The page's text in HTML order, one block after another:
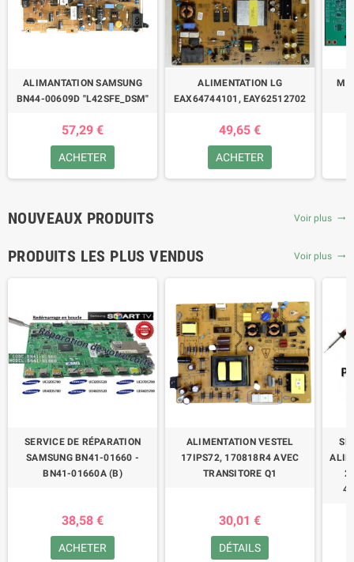
ALIMANTATION SAMSUNG
BN44-00609D "L42SFE_DSM"
57,29 €
ACHETER
ALIMENTATION LG
EAX64744101, EAY62512702
49,65 €
ACHETER
NOUVEAUX PRODUITS Voir plus trending_flat
PRODUITS LES PLUS VENDUS Voir plus trending_flat
SERVICE DE RÉPARATION
SAMSUNG BN41-01660 -
BN41-01660A (B)
38,58 €
ACHETER
ALIMENTATION VESTEL
17IPS72, 170818R4 AVEC
TRANSITORE Q1
30,01 €
DÉTAILS